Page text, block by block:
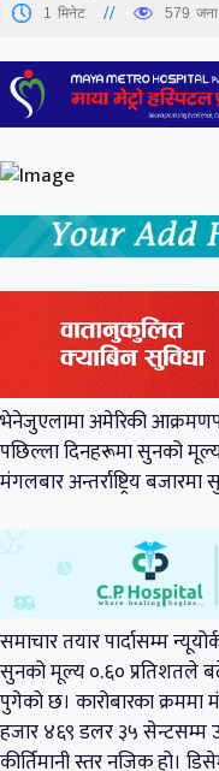
1 मिनेट 579 जना
भेनेजुएलामा अमेरिकी
पछिल्ला दिनहरूमा सुनको
मंगलबार अन्तर्राष्ट्रिय
समाचार तयार पार्दासम्म
सुनको मूल्य ०.६० प्रतिशतले
पुगेको छ। कारोबारका
हजार ४६९ डलर ३५ सेन्टसम्म
कीर्तिमानी स्तर नजिक हो।